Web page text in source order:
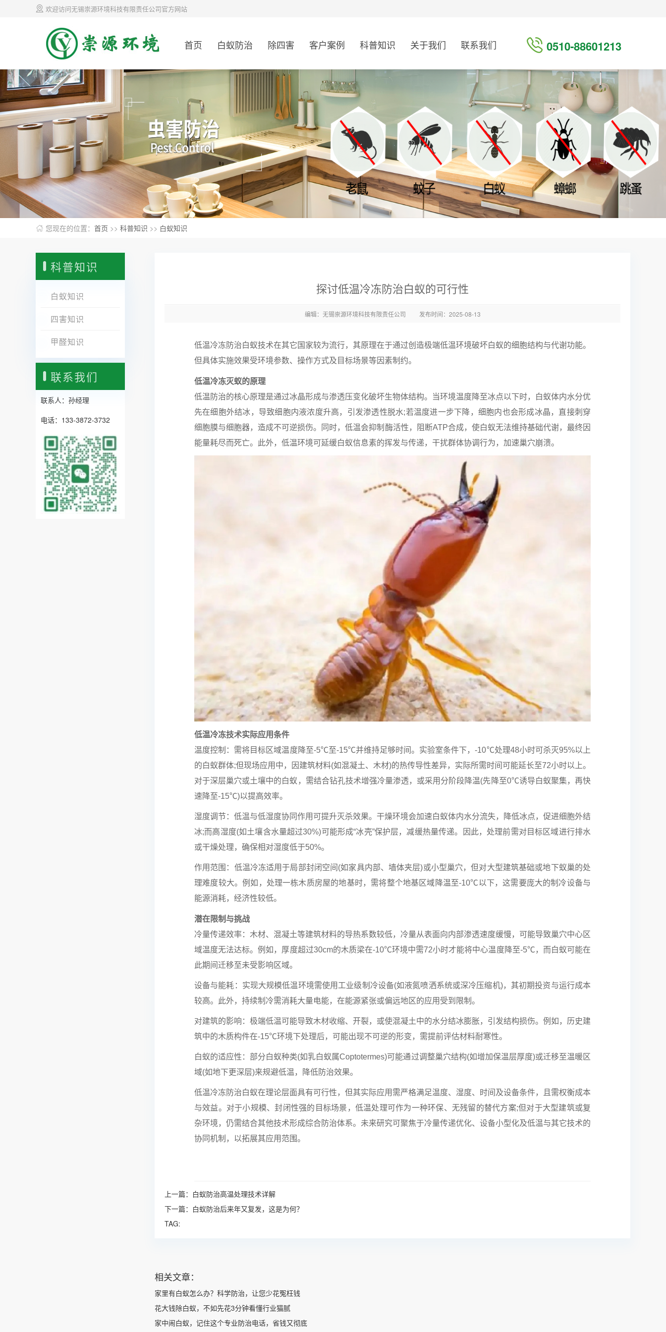
欢迎访问无锡崇源环境科技有限责任公司官方网站
首页 白蚁防治 除四害 客户案例 科普知识 关于我们 联系我们 0510-88601213
您现在的位置： 首页 >> 科普知识 >> 白蚁知识
科普知识
白蚁知识
四害知识
甲醛知识
联系我们
联系人：孙经理
电话：133-3872-3732
探讨低温冷冻防治白蚁的可行性
编辑：无锡崇源环境科技有限责任公司 发布时间：2025-08-13
低温冷冻防治白蚁技术在其它国家较为流行，其原理在于通过创造极端低温环境破坏白蚁的细胞结构与代谢功能。
但具体实施效果受环境参数、操作方式及目标场景等因素制约。
低温冷冻灭蚁的原理
低温防治的核心原理是通过冰晶形成与渗透压变化破坏生物体结构。当环境温度降至冰点以下时，白蚁体内水分优
先在细胞外结冰，导致细胞内液浓度升高，引发渗透性脱水;若温度进一步下降，细胞内也会形成冰晶，直接刺穿
细胞膜与细胞器，造成不可逆损伤。同时，低温会抑制酶活性，阻断ATP合成，使白蚁无法维持基础代谢，最终因
能量耗尽而死亡。此外，低温环境可延缓白蚁信息素的挥发与传递，干扰群体协调行为，加速巢穴崩溃。
低温冷冻技术实际应用条件
温度控制：需将目标区域温度降至-5℃至-15℃并维持足够时间。实验室条件下，-10℃处理48小时可杀灭95%以上
的白蚁群体;但现场应用中，因建筑材料(如混凝土、木材)的热传导性差异，实际所需时间可能延长至72小时以上。
对于深层巢穴或土壤中的白蚁，需结合钻孔技术增强冷量渗透，或采用分阶段降温(先降至0℃诱导白蚁聚集，再快
速降至-15℃)以提高效率。
湿度调节：低温与低湿度协同作用可提升灭杀效果。干燥环境会加速白蚁体内水分流失，降低冰点，促进细胞外结
冰;而高湿度(如土壤含水量超过30%)可能形成“冰壳”保护层，减缓热量传递。因此，处理前需对目标区域进行排水
或干燥处理，确保相对湿度低于50%。
作用范围：低温冷冻适用于局部封闭空间(如家具内部、墙体夹层)或小型巢穴，但对大型建筑基础或地下蚁巢的处
理难度较大。例如，处理一栋木质房屋的地基时，需将整个地基区域降温至-10℃以下，这需要庞大的制冷设备与
能源消耗，经济性较低。
潜在限制与挑战
冷量传递效率：木材、混凝土等建筑材料的导热系数较低，冷量从表面向内部渗透速度缓慢，可能导致巢穴中心区
域温度无法达标。例如，厚度超过30cm的木质梁在-10℃环境中需72小时才能将中心温度降至-5℃，而白蚁可能在
此期间迁移至未受影响区域。
设备与能耗：实现大规模低温环境需使用工业级制冷设备(如液氮喷洒系统或深冷压缩机)，其初期投资与运行成本
较高。此外，持续制冷需消耗大量电能，在能源紧张或偏远地区的应用受到限制。
对建筑的影响：极端低温可能导致木材收缩、开裂，或使混凝土中的水分结冰膨胀，引发结构损伤。例如，历史建
筑中的木质构件在-15℃环境下处理后，可能出现不可逆的形变，需提前评估材料耐寒性。
白蚁的适应性：部分白蚁种类(如乳白蚁属Coptotermes)可能通过调整巢穴结构(如增加保温层厚度)或迁移至温暖区
域(如地下更深层)来规避低温，降低防治效果。
低温冷冻防治白蚁在理论层面具有可行性，但其实际应用需严格满足温度、湿度、时间及设备条件，且需权衡成本
与效益。对于小规模、封闭性强的目标场景，低温处理可作为一种环保、无残留的替代方案;但对于大型建筑或复
杂环境，仍需结合其他技术形成综合防治体系。未来研究可聚焦于冷量传递优化、设备小型化及低温与其它技术的
协同机制，以拓展其应用范围。
上一篇： 白蚁防治高温处理技术详解
下一篇： 白蚁防治后来年又复发，这是为何？
TAG:
相关文章：
家里有白蚁怎么办？科学防治，让您少花冤枉钱
花大钱除白蚁，不如先花3分钟看懂行业猫腻
家中闹白蚁，记住这个专业防治电话，省钱又彻底